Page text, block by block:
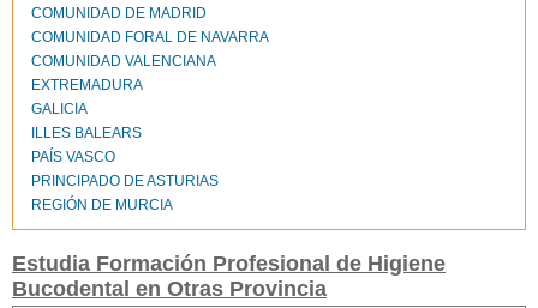
COMUNIDAD DE MADRID
COMUNIDAD FORAL DE NAVARRA
COMUNIDAD VALENCIANA
EXTREMADURA
GALICIA
ILLES BALEARS
PAÍS VASCO
PRINCIPADO DE ASTURIAS
REGIÓN DE MURCIA
Estudia Formación Profesional de Higiene
Bucodental en Otras Provincia